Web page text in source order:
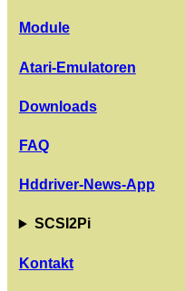
Module
Atari-Emulatoren
Downloads
FAQ
Hddriver-News-App
SCSI2Pi
Kontakt